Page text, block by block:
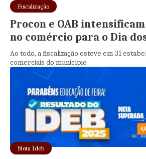
Fiscalização
Procon e OAB
no comércio para o Dia
Ao todo, a fiscalização esteve em 31
comerciais do município
Nota Ideb